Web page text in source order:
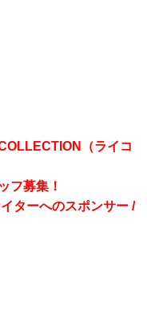
（ライコ
フ募集！
ターへのスポンサー /